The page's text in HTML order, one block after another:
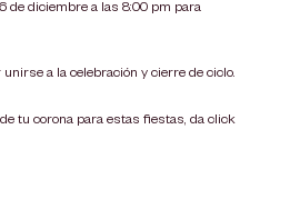
de diciembre a las 8:00 pm para
a la celebración y cierre de ciclo.
tu corona para estas fiestas, da click